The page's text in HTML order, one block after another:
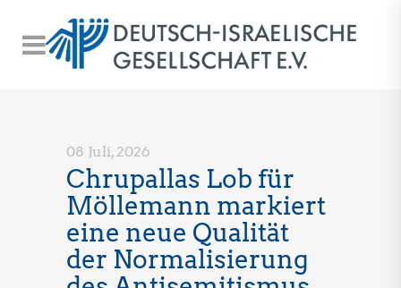
08 Juli, 2026
Chrupallas Lob für
Möllemann markiert
eine neue Qualität
der Normalisierung